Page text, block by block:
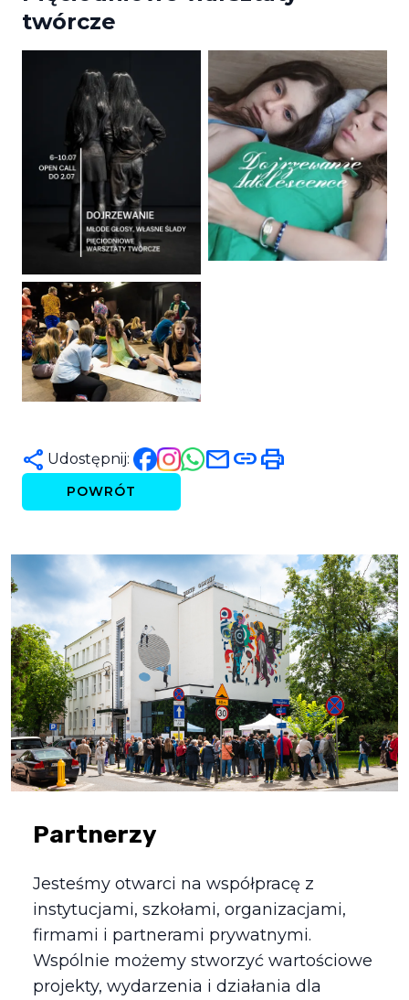
twórcze
share Udostępnij: maillinkprint
POWRÓT
Partnerzy
Jesteśmy otwarci na współpracę z
instytucjami, szkołami, organizacjami,
firmami i partnerami prywatnymi.
Wspólnie możemy stworzyć wartościowe
projekty, wydarzenia i działania dla